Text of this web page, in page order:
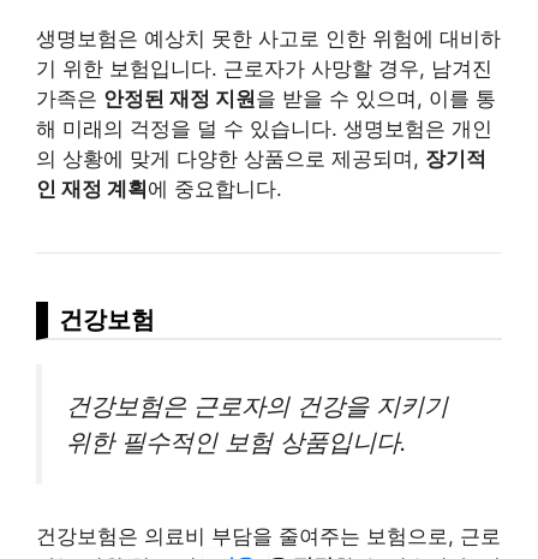
생명보험은 예상치 못한 사고로 인한 위험에 대비하
기 위한 보험입니다. 근로자가 사망할 경우, 남겨진
가족은 안정된 재정 지원을 받을 수 있으며, 이를 통
해 미래의 걱정을 덜 수 있습니다. 생명보험은 개인
의 상황에 맞게 다양한 상품으로 제공되며, 장기적
인 재정 계획 에 중요합니다.
건강보험
건강보험은 근로자의 건강을 지키기
위한 필수적인 보험 상품입니다.
건강보험은 의료비 부담을 줄여주는 보험으로, 근로